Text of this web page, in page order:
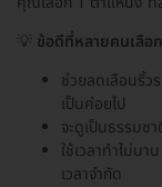
💡 ข้อดีที่หลายคนเลือ
ช่วยลดเลือนริ้ว
เป็นค่อยไป
จะดูเป็นธรรมช
ใช้เวลาทำไม่น
เวลาจำกัด